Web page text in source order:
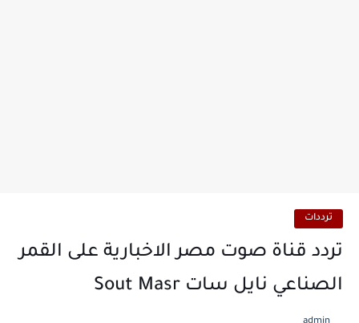
ترددات
تردد قناة صوت مصر الاخبارية على القمر
الصناعي نايل سات Sout Masr